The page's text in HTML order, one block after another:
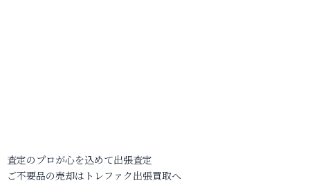
査定のプロが心を込めて出張査定
ご不要品の売却はトレファク出張買取へ